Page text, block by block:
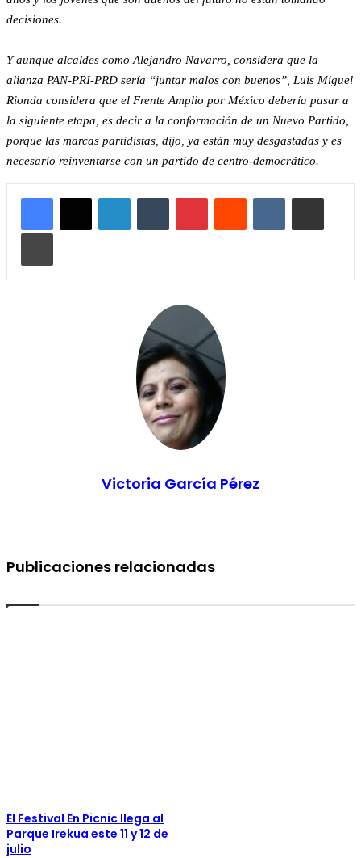
decisiones.
Y aunque alcaldes como Alejandro Navarro, considera que la
alianza PAN-PRI-PRD sería “juntar malos con buenos”, Luis Miguel
Rionda considera que el Frente Amplio por México debería pasar a
la siguiente etapa, es decir a la conformación de un Nuevo Partido,
porque las marcas partidistas, dijo, ya están muy desgastadas y es
necesario reinventarse con un partido de centro-democrático.
LinkedInTumblrPinterestReddit VKontakteCompartir por
Imprimir
Victoria García Pérez
Publicaciones relacionadas
El Festival En Picnic llega al
Parque Irekua este 11 y 12 de
julio